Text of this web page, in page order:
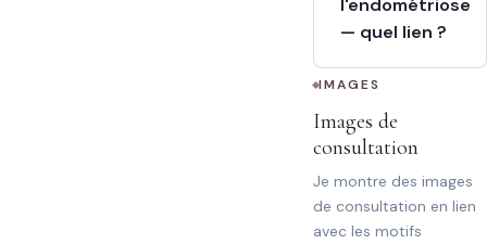
— quel lien ?
IMAGES
Images de
consultation
Je montre des images
de consultation en lien
avec les motifs